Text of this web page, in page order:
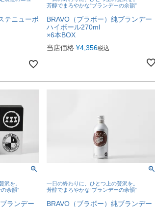
テニューボ
芳醇でまろやかな“ブランデーの余韻”
BRAVO（ブラボー）純ブランデー
ハイボール270ml
×6本BOX
当店価格 ¥4,356税込
沢を。
余韻”
ランデー
一日の終わりに、ひとつ上の贅沢を。
芳醇でまろやかな“ブランデーの余韻”
BRAVO（ブラボー）純ブランデー